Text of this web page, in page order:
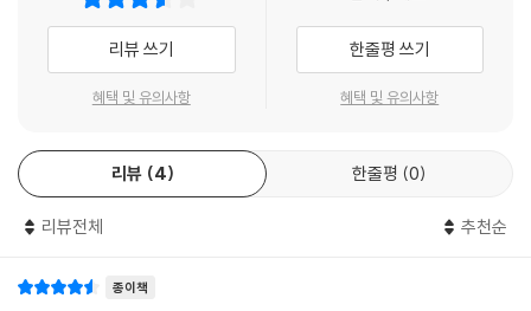
주는 훌륭한 매개체가 될 것이다.
『I am 386c』이 가족 만화로서 자리매김을 하면서 다양한 독자층을 확보
할 수 있는 데는 또 그만한 미덕이 있다. 한국의 네 칸짜리 만화들이 오랜
내는 데 비해, 『I am 386c』는 특정한 정치적 소재를 다룰 때조차도 특정
한 저이적 성향을 철저히 배제하고 모든 것을 객관적으로 풀어나가는 현명
함을 보여준다. 그런 관점은 사회 현상이나 세태를 바라볼 때도 마찬가지
크게 영향을 미쳤을 것이다.
리뷰 쓰기
혜택 및 유의사항
한줄평 쓰기
혜택 및 유의사항
리뷰 4 한줄평 0
리뷰전체 추천순
종이책